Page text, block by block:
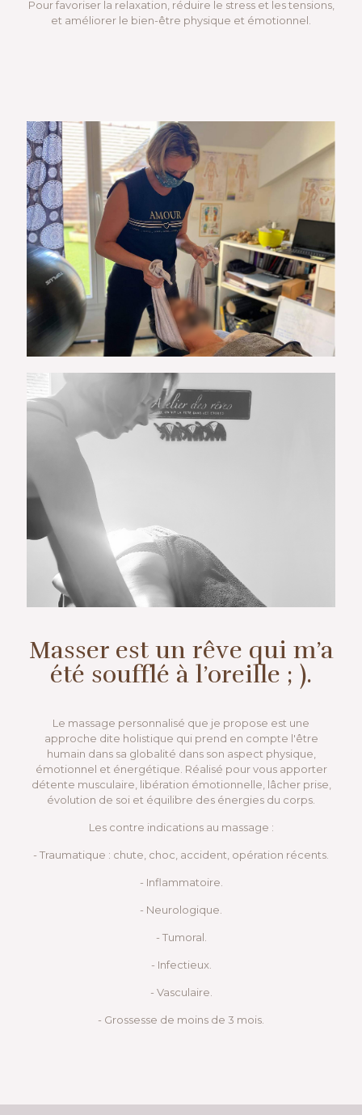
Pour favoriser la relaxation, réduire le stress et les tensions,
et améliorer le bien-être physique et émotionnel.
Masser est un rêve qui m’a
été soufflé à l’oreille ; ).
Le massage personnalisé que je propose est une
approche dite holistique qui prend en compte l'être
humain dans sa globalité dans son aspect physique,
émotionnel et énergétique. Réalisé pour vous apporter
détente musculaire, libération émotionnelle, lâcher prise,
évolution de soi et équilibre des énergies du corps.
Les contre indications au massage :
- Traumatique : chute, choc, accident, opération récents.
- Inflammatoire.
- Neurologique.
- Tumoral.
- Infectieux.
- Vasculaire.
- Grossesse de moins de 3 mois.